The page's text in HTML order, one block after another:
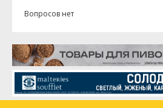
Вопросов нет